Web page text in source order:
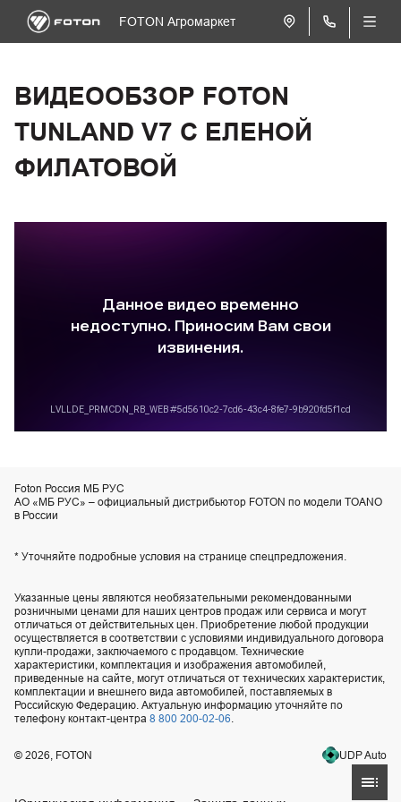
FOTON Агромаркет
ВИДЕООБЗОР FOTON
TUNLAND V7 С ЕЛЕНОЙ
ФИЛАТОВОЙ
Foton Россия МБ РУС
АО «МБ РУС» – официальный дистрибьютор FOTON по модели TOANO
в России
* Уточняйте подробные условия на странице спецпредложения.
Указанные цены являются необязательными рекомендованными
розничными ценами для наших центров продаж или сервиса и могут
отличаться от действительных цен. Приобретение любой продукции
осуществляется в соответствии с условиями индивидуального договора
купли-продажи, заключаемого с продавцом. Технические
характеристики, комплектация и изображения автомобилей,
приведенные на сайте, могут отличаться от технических характеристик,
комплектации и внешнего вида автомобилей, поставляемых в
Российскую Федерацию. Актуальную информацию уточняйте по
телефону контакт-центра 8 800 200-02-06.
© 2026, FOTON UDP Auto